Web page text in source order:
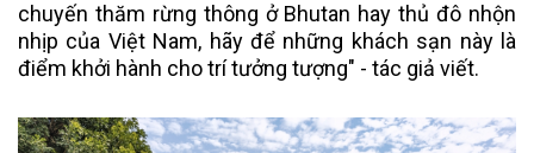
chuyến thăm rừng thông ở Bhutan hay thủ đô nhộn
nhịp của Việt Nam, hãy để những khách sạn này là
điểm khởi hành cho trí tưởng tượng" - tác giả viết.